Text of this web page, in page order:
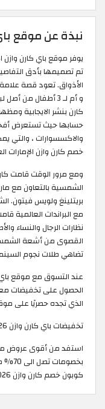
نبذة عن موقع
يوفر موقع باي كارن وازن
تم تصميمها بأدق
الأذواق. تعود قصة
و أم لـ 3 أطفال
كارن بنشر الايجابية
حسابها حيث تستعرض أفخم
والاكسسوارات ، والتي
خصم كارن وازن الإمارات
ومع مرور الوقت قامت
الشمسية بالتعاون مع
بريتلينغ ولويس فيتون.
مع البراندات العالمية
نظارات الرجال والنساء
القصوى من أشعة الشمس
تضاهي طلات نجوم
عند التسوق مع موقع باي
الذي تجده حصريًا على
تخفيضات باي كارن وازن 2026 + كود خصم كارن وازن
استفد من أقوى عروض
كوبون خصم كارن وازن 2026